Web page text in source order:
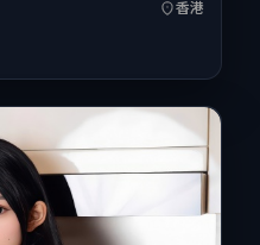
奏张弛有度。
香港